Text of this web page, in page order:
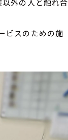
ビスのための施